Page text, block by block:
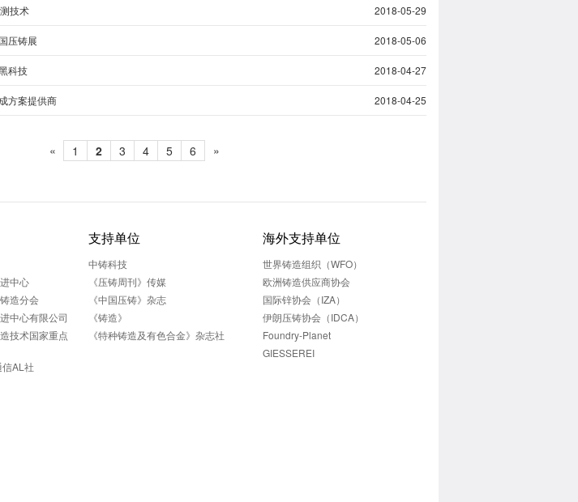
2018-05-29
技术
2018-05-06
压铸展
2018-04-27
科技
2018-04-25
方案提供商
« 1 2 3 4 5 6 »
中心
造分会
中心有限公司
技术国家重点
AL社
支持单位
中铸科技
《压铸周刊》传媒
《中国压铸》杂志
《铸造》
《特种铸造及有色合金》杂志社
海外支持单位
世界铸造组织（WFO）
欧洲铸造供应商协会
国际锌协会（IZA）
伊朗压铸协会（IDCA）
Foundry-Planet
GIESSEREI